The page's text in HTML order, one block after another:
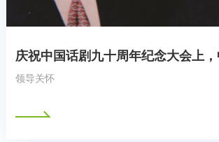
领导关怀